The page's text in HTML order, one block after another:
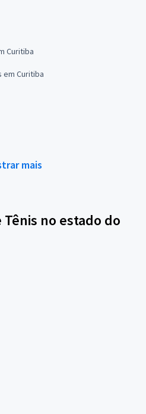
Curitiba
em Curitiba
mais
no estado do